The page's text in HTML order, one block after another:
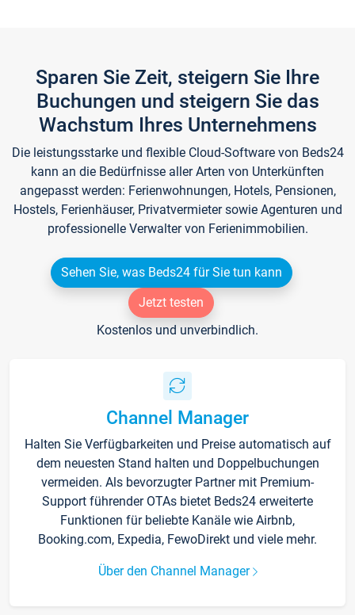
Sparen Sie Zeit, steigern Sie Ihre
Buchungen und steigern Sie das
Wachstum Ihres Unternehmens
Die leistungsstarke und flexible Cloud-Software von Beds24
kann an die Bedürfnisse aller Arten von Unterkünften
angepasst werden: Ferienwohnungen, Hotels, Pensionen,
Hostels, Ferienhäuser, Privatvermieter sowie Agenturen und
professionelle Verwalter von Ferienimmobilien.
Sehen Sie, was Beds24 für Sie tun kann
Jetzt testen
Kostenlos und unverbindlich.
Channel Manager
Halten Sie Verfügbarkeiten und Preise automatisch auf
dem neuesten Stand halten und Doppelbuchungen
vermeiden. Als bevorzugter Partner mit Premium-
Support führender OTAs bietet Beds24 erweiterte
Funktionen für beliebte Kanäle wie Airbnb,
Booking.com, Expedia, FewoDirekt und viele mehr.
Über den Channel Manager